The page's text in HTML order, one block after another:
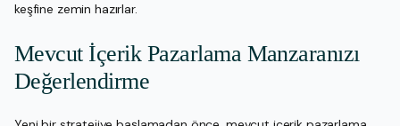
keşfine zemin hazırlar.
Mevcut İçerik Pazarlama Manzaranızı
Değerlendirme